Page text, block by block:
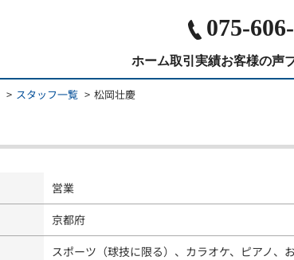
075-
ホーム取引実績お客様の声
スタッフ一覧 松岡壮慶
営業
京都府
スポーツ（球技に限る）、カラオケ、ピアノ、